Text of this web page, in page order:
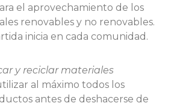
el aprovechamiento de los
renovables y no renovables.
inicia en cada comunidad.
y reciclar materiales
al máximo todos los
antes de deshacerse de